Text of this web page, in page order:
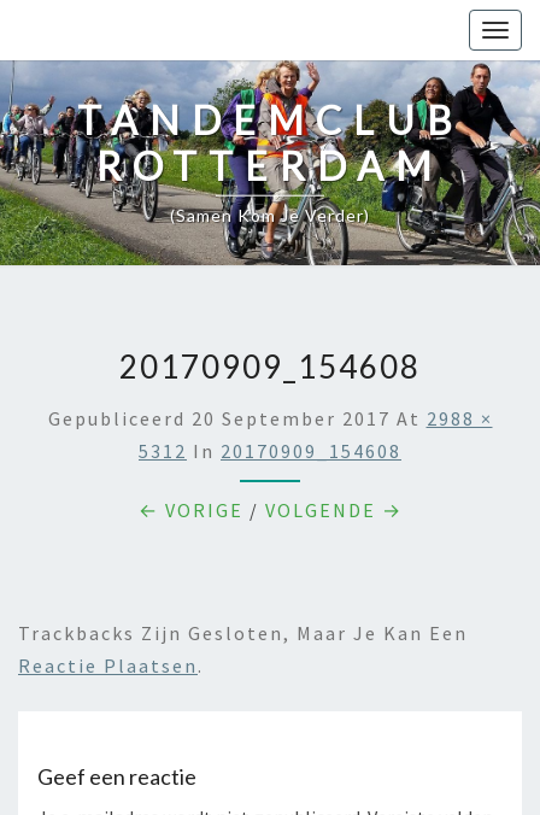
TANDEMCLUB
ROTTERDAM
(samen Kom Je Verder)
20170909_154608
Gepubliceerd 20 September 2017 At 2988 ×
5312 In 20170909_154608
← VORIGE / VOLGENDE →
Trackbacks Zijn Gesloten, Maar Je Kan Een
Reactie Plaatsen .
Geef een reactie